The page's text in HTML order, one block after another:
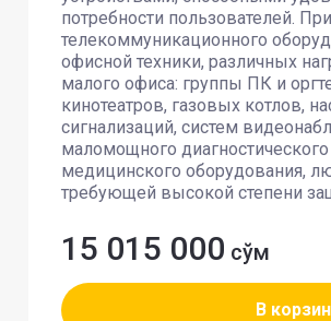
потребности пользователей.
телекоммуникационного
офисной техники, различных
малого офиса: группы ПК и
кинотеатров, газовых котлов,
сигнализаций, систем
маломощного
медицинского оборудования,
требующей высокой степени
15 015 000 сўм
В